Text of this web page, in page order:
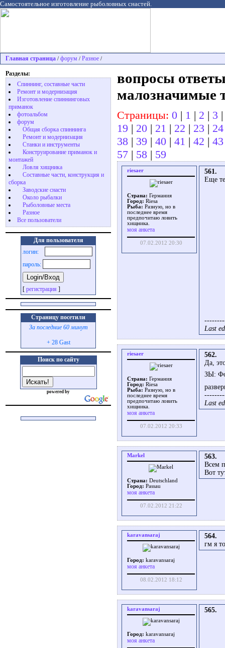
Самостоятельное изготовление рыболовных снастей.
Главная страница / форум / Разное /
Разделы:
Спиннинг, составные части
Ремонт и модернизация
Изготовление спиннинговых
приманок
фотоальбом
форум
Общая сборка спиннинга
Ремонт и модернизация
Станки и инструменты
Конструирование приманок и
монтажей
Ловля хищника
Cоставные части, конструкция и
сборка
Заводские снасти
Около рыбалки
Рыболовные места
Разное
Все пользователи
Для пользователя
логин:
пароль:
[ регистрация ]
Страницу посетили
За последние 60 минут
+ 28 Gast
Поиск по сайту
powered by
вопросы
малозначимые
Страницы: 0 | 1 | 2 | 3
19 | 20 | 21 | 22 | 23 | 24
38 | 39 | 40 | 41 | 42 | 43
57 | 58 | 59
riesaer
Страна: Германия
Город: Riesa
Рыба: Разную, но в
последнее время
предпочитаю ловить
хищника.
моя анкета
07.02.2012 20:30
561.
Еще
Last
riesaer
Страна: Германия
Город: Riesa
Рыба: Разную, но в
последнее время
предпочитаю ловить
хищника.
моя анкета
07.02.2012 20:33
562.
Да,
ЗЫ:
Last
Markel
Страна: Deutschland
Город: Passau
моя анкета
07.02.2012 21:22
563.
Всем
Вот
karavansaraj
Город: karavansaraj
моя анкета
08.02.2012 18:12
564.
гм я
karavansaraj
Город: karavansaraj
моя анкета
565.